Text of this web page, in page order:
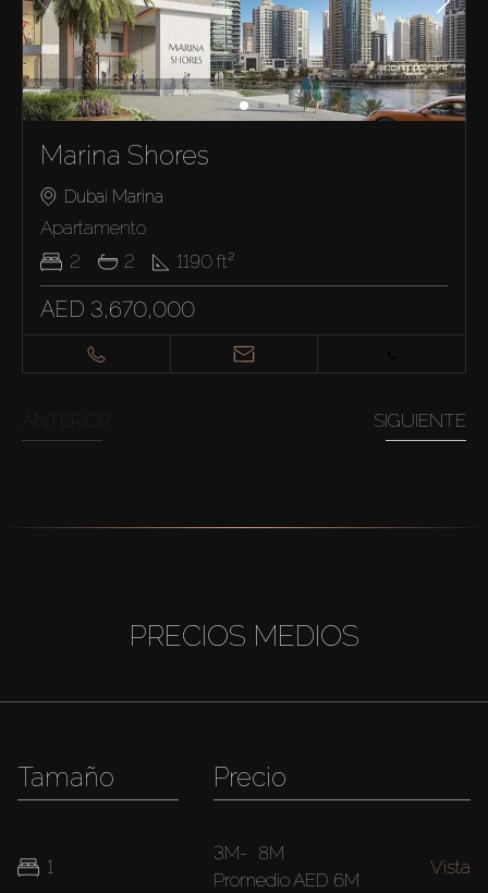
Marina Shores
Dubai Marina
Apartamento
2
2 1190 ft²
AED 3,670,000
SIGUIENTE
PRECIOS MEDIOS
Tamaño
1
Precio
3M- 8M
PromedioAED 6M
Vista